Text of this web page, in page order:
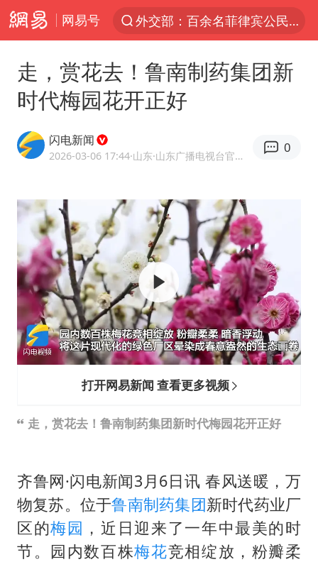
网易号
外交部：百余名菲律宾公民被依法处理
中使馆：重大涉诈逃犯檀某落网
哥伦比亚强震已致超20人死亡
哥伦比亚发生7.5级地震
上海将苏州河水强排至黄浦江
广岛长崎的昨天未必不会是日本的明天
易烊千玺金鸡百花双料影帝
“老戏骨”秦焰去世
真理之光，何以能照亮复兴之路？
走，赏花去！鲁南制药集团新
时代梅园花开正好
闪电新闻
2026-03-06 17:44·山东 ·山东广播电视台官方APP闪电新闻
0
打开网易新闻 查看更多视频
走，赏花去！鲁南制药集团新时代梅园花开正好
齐鲁网·闪电新闻3月6日讯 春风送暖，万
物复苏。位于鲁南制药集团新时代药业厂
区的梅园 ，近日迎来了一年中最美的时
节。园内数百株梅花竞相绽放，粉瓣柔